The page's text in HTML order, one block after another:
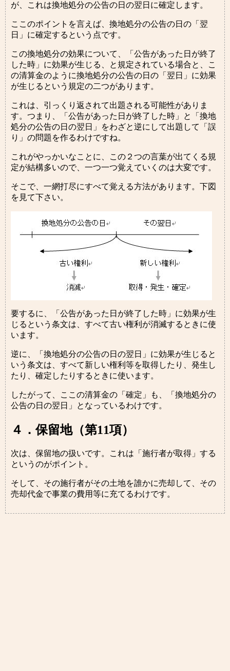
が、これは換地処分の公告の日の翌日に確定します。
ここのポイントを言えば、換地処分の公告の日の「翌
日」に確定するという点です。
この換地処分の効果について、「公告があった日が終了
した時」に効果が生じる、と規定されている場合と、こ
の清算金のように換地処分の公告の日の「翌日」に効果
が生じるという規定の二つがあります。
これは、引っくり返されて出題される可能性がありま
す。つまり、「公告があった日が終了した時」と「換地
処分の公告の日の翌日」をわざと逆にして出題して「誤
り」の問題を作るわけですね。
これがやっかいなことに、この２つの言葉が出てくる規
定が結構多いので、一つ一つ覚えていくのは大変です。
そこで、一網打尽にすべて覚える方法があります。下図
を見て下さい。
要するに、「公告があった日が終了した時」に効果が生
じるという条文は、すべて古い権利が消滅するときに使
います。
逆に、「換地処分の公告の日の翌日」に効果が生じると
いう条文は、すべて新しい権利等を取得したり、発生し
たり、確定したりするときに使います。
したがって、ここの清算金の「確定」も、「換地処分の
公告の日の翌日」となっているわけです。
４．保留地（第11項）
次は、保留地の扱いです。これは「施行者が取得」する
というのがポイント。
そして、その施行者がその土地を誰かに売却して、その
売却代金で事業の費用等に充てるわけです。